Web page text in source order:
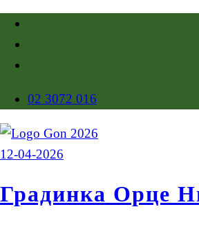
02 3072 016
Градинка Орце